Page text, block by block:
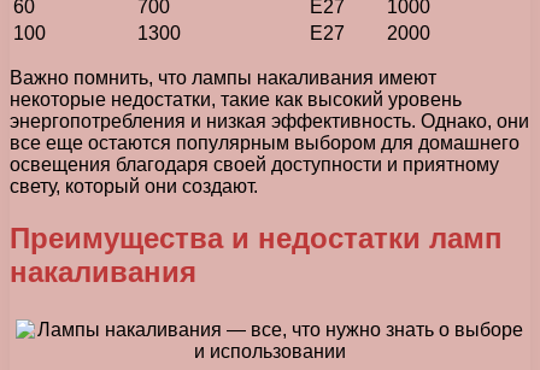
60
700 Е27
1000
100
1300 Е27 2000
Важно помнить, что лампы накаливания имеют
некоторые недостатки, такие как высокий уровень
энергопотребления и низкая эффективность. Однако, они
все еще остаются популярным выбором для домашнего
освещения благодаря своей доступности и приятному
свету, который они создают.
Преимущества и недостатки ламп
накаливания